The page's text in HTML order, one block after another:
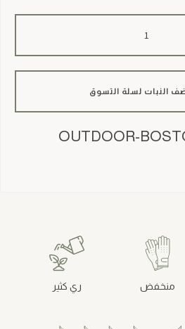
النبات لسلة التسوق
OUTDOOR-
منخفض ري كثير